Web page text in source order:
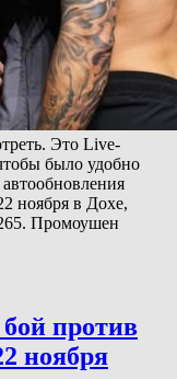
Это Live-
было удобно
ноября в Дохе,
Промоушен
против
ноября